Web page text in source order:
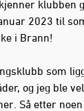
klubben
2023 til
i Brann!
som
og jeg ble
Så etter noen